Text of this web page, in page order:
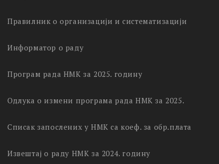
Правилник о организацији и систематизацији
Информатор о раду
Програм рада НМК за 2025. годину
Одлука о измени програма рада НМК за 2025.
Списак запослених у НМК са коеф. за обр.плата
Извештај о раду НМК за 2024. годину